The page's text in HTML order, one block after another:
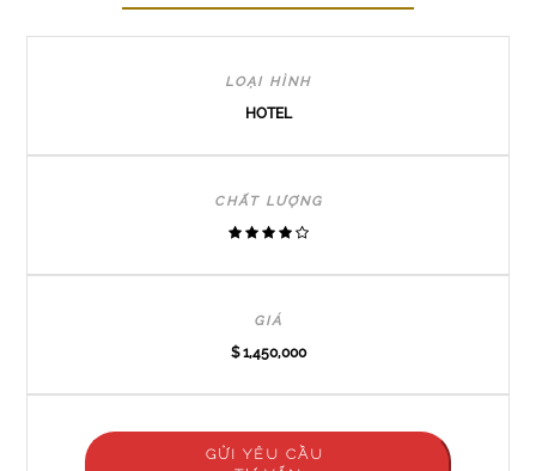
LOẠI HÌNH
HOTEL
CHẤT LƯỢNG
GIÁ
$ 1,450,000
GỬI YÊU CẦU